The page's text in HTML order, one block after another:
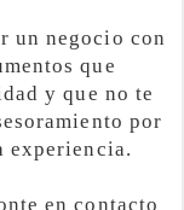
un negocio con
que
y que no te
por
experiencia.
en contacto